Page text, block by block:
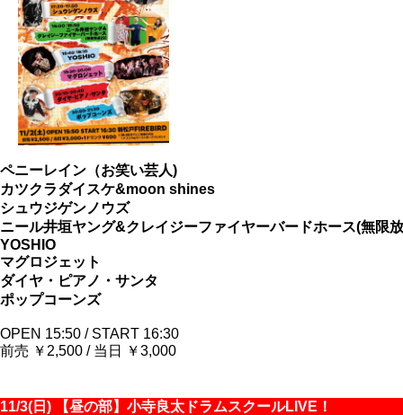
ペニーレイン（お笑い芸人)
カツクラダイスケ&moon shines
シュウジゲンノウズ
ニール井垣ヤング&クレイジーファイヤーバードホース(無限
YOSHIO
マグロジェット
ダイヤ・ピアノ・サンタ
ポップコーンズ
OPEN 15:50 / START 16:30
前売 ￥2,500 / 当日 ￥3,000
11/3(日) 【昼の部】小寺良太ドラムスクールLIVE！